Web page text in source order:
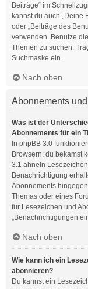
Beiträge“ im
kannst du auch „Deine
oder „Beiträge des
verwenden. Benutze
Themen zu suchen.
Suchmaske ein.
Nach oben
Abonnements
Was ist der
Abonnements für ein
In phpBB 3.0
Browsern: du bekamst
3.1 ähneln
Benachrichtigung
Abonnements
Themas oder eines
für Lesezeichen und
„Benachrichtigungen
Nach oben
Wie kann ich ein
abonnieren?
Du kannst ein